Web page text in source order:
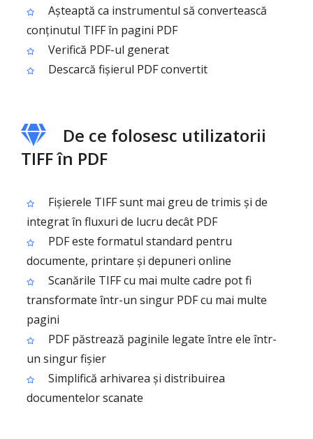
Așteaptă ca instrumentul să convertească
conținutul TIFF în pagini PDF
Verifică PDF-ul generat
Descarcă fișierul PDF convertit
De ce folosesc utilizatorii
TIFF în PDF
Fișierele TIFF sunt mai greu de trimis și de
integrat în fluxuri de lucru decât PDF
PDF este formatul standard pentru
documente, printare și depuneri online
Scanările TIFF cu mai multe cadre pot fi
transformate într-un singur PDF cu mai multe
pagini
PDF păstrează paginile legate între ele într-
un singur fișier
Simplifică arhivarea și distribuirea
documentelor scanate